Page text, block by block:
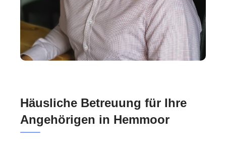
Häusliche Betreuung für Ihre
Angehörigen in Hemmoor